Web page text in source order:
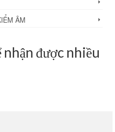
ÂM
nhận được nhiều